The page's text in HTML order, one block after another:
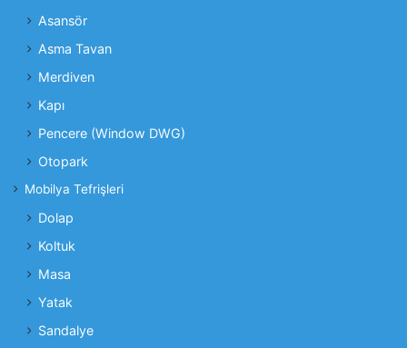
Asansör
Asma Tavan
Merdiven
Kapı
Pencere (Window DWG)
Otopark
Mobilya Tefrişleri
Dolap
Koltuk
Masa
Yatak
Sandalye